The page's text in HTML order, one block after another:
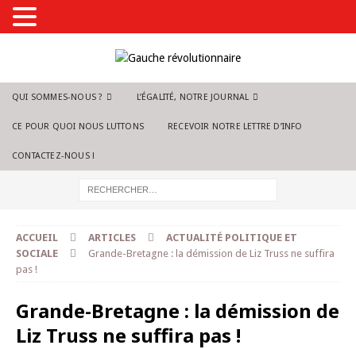
QUI SOMMES-NOUS ? L’ÉGALITÉ, NOTRE JOURNAL
CE POUR QUOI NOUS LUTTONS RECEVOIR NOTRE LETTRE D’INFO
CONTACTEZ-NOUS !
ACCUEIL ARTICLES
ACTUALITÉ POLITIQUE ET
SOCIALE
Grande-Bretagne : la démission de Liz Truss ne suffira
pas !
Grande-Bretagne : la démission de
Liz Truss ne suffira pas !